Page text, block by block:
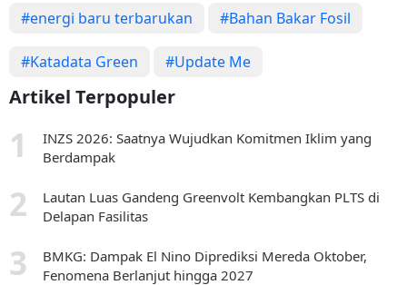
#energi baru terbarukan #Bahan Bakar Fosil
#Katadata Green #Update Me
Artikel Terpopuler
INZS 2026: Saatnya Wujudkan Komitmen Iklim yang
Berdampak
Lautan Luas Gandeng Greenvolt Kembangkan PLTS di
Delapan Fasilitas
BMKG: Dampak El Nino Diprediksi Mereda Oktober,
Fenomena Berlanjut hingga 2027